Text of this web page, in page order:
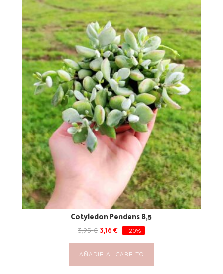
Cotyledon Pendens 8,5
3,95€ 3,16€ -20%
AÑADIR AL CARRITO